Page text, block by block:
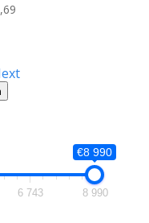
€8 990
6 743 8 990